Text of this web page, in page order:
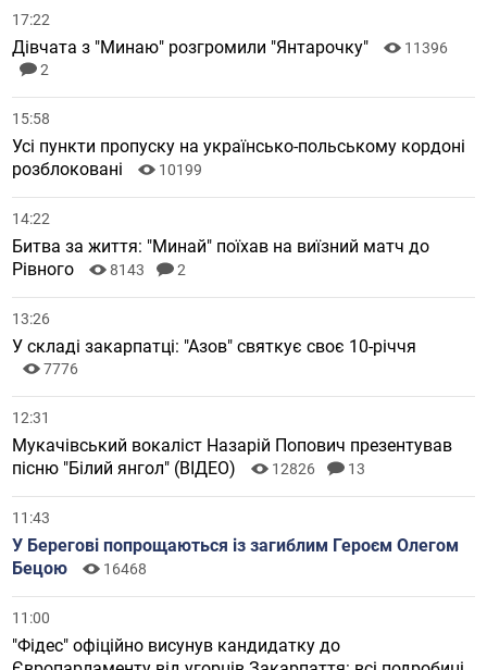
17:22
Дівчата з "Минаю" розгромили "Янтарочку"
11396
2
15:58
Усі пункти пропуску на українсько-польському кордоні
розблоковані
10199
14:22
Битва за життя: "Минай" поїхав на виїзний матч до
Рівного
8143 2
13:26
У складі закарпатці: "Азов" святкує своє 10-річчя
7776
12:31
Мукачівський вокаліст Назарій Попович презентував
пісню "Білий янгол" (ВІДЕО)
12826 13
11:43
У Берегові попрощаються із загиблим Героєм Олегом
Бецою
16468
11:00
"Фідес" офіційно висунув кандидатку до